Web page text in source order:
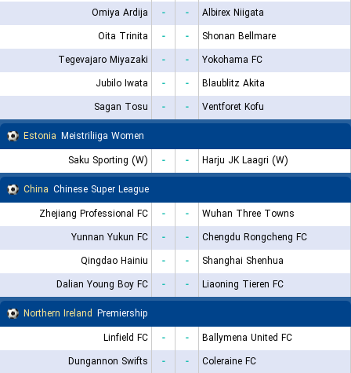
Omiya Ardija
- -
Albirex Niigata
Oita Trinita
- -
Shonan Bellmare
Tegevajaro Miyazaki
- -
Yokohama FC
Jubilo Iwata
- -
Blaublitz Akita
Sagan Tosu
- -
Ventforet Kofu
Estonia Meistriliiga Women
Saku Sporting (W)
- -
Harju JK Laagri (W)
China Chinese Super League
Zhejiang Professional FC
- -
Wuhan Three Towns
Yunnan Yukun FC
- -
Chengdu Rongcheng FC
Qingdao Hainiu
- -
Shanghai Shenhua
Dalian Young Boy FC
- -
Liaoning Tieren FC
Northern Ireland Premiership
Linfield FC
- -
Ballymena United FC
Dungannon Swifts
- -
Coleraine FC